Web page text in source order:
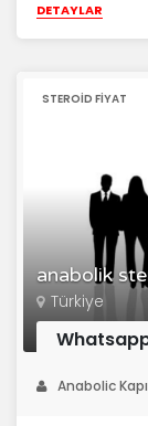
DETAYLAR
anabolik
STEROID FIYAT
Türkiye
Anabolic